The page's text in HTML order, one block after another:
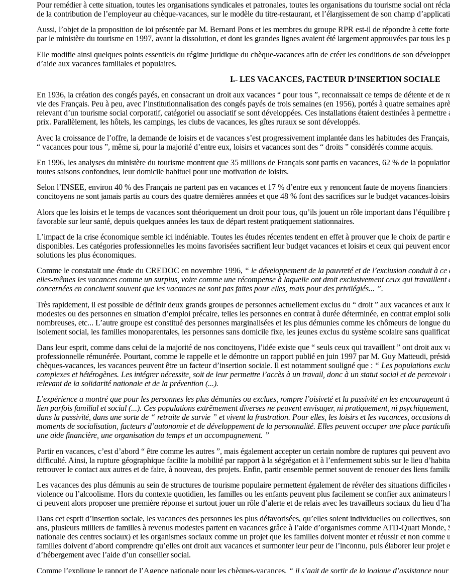
Pour remédier à cette situation, toutes les organisations syndicales et patronales, toutes les organisations du tourisme social ont
de la contribution de l’employeur au chèque-vacances, sur le modèle du titre-restaurant, et l’élargissement de son champ
Aussi, l’objet de la proposition de loi présentée par M. Bernard Pons et les membres du groupe RPR est-il de répondre à cette
par le ministère du tourisme en 1997, avant la dissolution, et dont les grandes lignes avaient été largement approuvées par tous les
Elle modifie ainsi quelques points essentiels du régime juridique du chèque-vacances afin de créer les conditions de son
d’aide aux vacances familiales et populaires.
I.- LES VACANCES, FACTEUR D’INSERTION SOCIALE
En 1936, la création des congés payés, en consacrant un droit aux vacances “ pour tous ”, reconnaissait ce temps de détente et de
vie des Français. Peu à peu, avec l’institutionnalisation des congés payés de trois semaines (en 1956), portés à quatre semaines
relevant d’un tourisme social corporatif, catégoriel ou associatif se sont développées. Ces installations étaient destinées à
prix. Parallèlement, les hôtels, les campings, les clubs de vacances, les gîtes ruraux se sont développés.
Avec la croissance de l’offre, la demande de loisirs et de vacances s’est progressivement implantée dans les habitudes des
“ vacances pour tous ”, même si, pour la majorité d’entre eux, loisirs et vacances sont des “ droits ” considérés comme acquis.
En 1996, les analyses du ministère du tourisme montrent que 35 millions de Français sont partis en vacances, 62 % de la
toutes saisons confondues, leur domicile habituel pour une motivation de loisirs.
Selon l’INSEE, environ 40 % des Français ne partent pas en vacances et 17 % d’entre eux y renoncent faute de moyens
concitoyens ne sont jamais partis au cours des quatre dernières années et que 48 % font des sacrifices sur le budget vacances-
Alors que les loisirs et le temps de vacances sont théoriquement un droit pour tous, qu’ils jouent un rôle important dans
favorable sur leur santé, depuis quelques années les taux de départ restent pratiquement stationnaires.
L’impact de la crise économique semble ici indéniable. Toutes les études récentes tendent en effet à prouver que le choix de partir
disponibles. Les catégories professionnelles les moins favorisées sacrifient leur budget vacances et loisirs et ceux qui peuvent
solutions les plus économiques.
Comme le constatait une étude du CREDOC en novembre 1996, “ le développement de la pauvreté et de l’exclusion conduit à
elles-mêmes les vacances comme un surplus, voire comme une récompense à laquelle ont droit exclusivement ceux qui
concernées en concluent souvent que les vacances ne sont pas faites pour elles, mais pour des privilégiés... ”.
Très rapidement, il est possible de définir deux grands groupes de personnes actuellement exclus du “ droit ” aux vacances et aux
modestes ou des personnes en situation d’emploi précaire, telles les personnes en contrat à durée déterminée, en contrat emploi
nombreuses, etc... L’autre groupe est constitué des personnes marginalisées et les plus démunies comme les chômeurs de longue
isolement social, les familles monoparentales, les personnes sans domicile fixe, les jeunes exclus du système scolaire sans
Dans leur esprit, comme dans celui de la majorité de nos concitoyens, l’idée existe que “ seuls ceux qui travaillent ” ont droit aux
professionnelle rémunérée. Pourtant, comme le rappelle et le démontre un rapport publié en juin 1997 par M. Guy Matteudi,
chèques-vacances, les vacances peuvent être un facteur d’insertion sociale. Il est notamment souligné que : “ Les populations
complexes et hétérogènes. Les intégrer nécessite, soit de leur permettre l’accès à un travail, donc à un statut social et de
relevant de la solidarité nationale et de la prévention (...).
L’expérience a montré que pour les personnes les plus démunies ou exclues, rompre l’oisiveté et la passivité en les
lien parfois familial et social (...). Ces populations extrêmement diverses ne peuvent envisager, ni pratiquement, ni
dans la passivité, dans une sorte de “ retraite de survie ” et vivent la frustration. Pour elles, les loisirs et les vacances, occasions
moments de socialisation, facteurs d’autonomie et de développement de la personnalité. Elles peuvent occuper une place
une aide financière, une organisation du temps et un accompagnement. ”
Partir en vacances, c’est d’abord “ être comme les autres ”, mais également accepter un certain nombre de ruptures qui peuvent
difficulté. Ainsi, la rupture géographique facilite la mobilité par rapport à la ségrégation et à l’enfermement subis sur le lieu
retrouver le contact aux autres et de faire, à nouveau, des projets. Enfin, partir ensemble permet souvent de renouer des liens
Les vacances des plus démunis au sein de structures de tourisme populaire permettent également de révéler des situations
violence ou l’alcoolisme. Hors du contexte quotidien, les familles ou les enfants peuvent plus facilement se confier aux
ci peuvent alors proposer une première réponse et surtout jouer un rôle d’alerte et de relais avec les travailleurs sociaux du lieu
Dans cet esprit d’insertion sociale, les vacances des personnes les plus défavorisées, qu’elles soient individuelles ou collectives,
ans, plusieurs milliers de familles à revenus modestes partent en vacances grâce à l’aide d’organismes comme ATD-Quart
nationale des centres sociaux) et les organismes sociaux comme un projet que les familles doivent monter et réussir et non
familles doivent d’abord comprendre qu’elles ont droit aux vacances et surmonter leur peur de l’inconnu, puis élaborer leur projet
d’hébergement avec l’aide d’un conseiller social.
Comme l’explique le rapport de l’Agence nationale pour les chèques-vacances, “ il s’agit de sortir de la logique d’assistance